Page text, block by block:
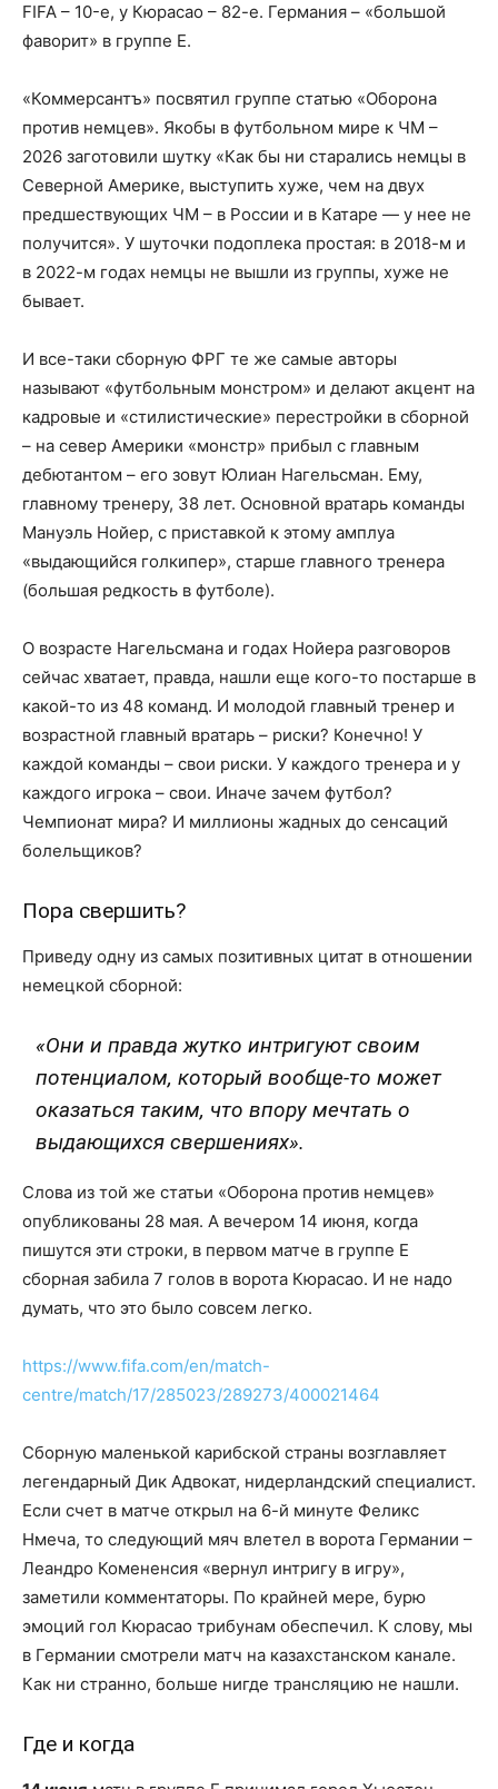
FIFA – 10-е, у Кюрасао – 82-е. Германия – «большой
фаворит» в группе Е.
«Коммерсантъ» посвятил группе статью «Оборона
против немцев». Якобы в футбольном мире к ЧМ –
2026 заготовили шутку «Как бы ни старались немцы в
Северной Америке, выступить хуже, чем на двух
предшествующих ЧМ – в России и в Катаре — у нее не
получится». У шуточки подоплека простая: в 2018-м и
в 2022-м годах немцы не вышли из группы, хуже не
бывает.
И все-таки сборную ФРГ те же самые авторы
называют «футбольным монстром» и делают акцент на
кадровые и «стилистические» перестройки в сборной
– на север Америки «монстр» прибыл с главным
дебютантом – его зовут Юлиан Нагельсман. Ему,
главному тренеру, 38 лет. Основной вратарь команды
Мануэль Нойер, с приставкой к этому амплуа
«выдающийся голкипер», старше главного тренера
(большая редкость в футболе).
О возрасте Нагельсмана и годах Нойера разговоров
сейчас хватает, правда, нашли еще кого-то постарше в
какой-то из 48 команд. И молодой главный тренер и
возрастной главный вратарь – риски? Конечно! У
каждой команды – свои риски. У каждого тренера и у
каждого игрока – свои. Иначе зачем футбол?
Чемпионат мира? И миллионы жадных до сенсаций
болельщиков?
Пора свершить?
Приведу одну из самых позитивных цитат в отношении
немецкой сборной:
«Они и правда жутко интригуют своим
потенциалом, который вообще-то может
оказаться таким, что впору мечтать о
выдающихся свершениях».
Слова из той же статьи «Оборона против немцев»
опубликованы 28 мая. А вечером 14 июня, когда
пишутся эти строки, в первом матче в группе Е
сборная забила 7 голов в ворота Кюрасао. И не надо
думать, что это было совсем легко.
https://www.fifa.com/en/match-
centre/match/17/285023/289273/400021464
Сборную маленькой карибской страны возглавляет
легендарный Дик Адвокат, нидерландский специалист.
Если счет в матче открыл на 6-й минуте Феликс
Нмеча, то следующий мяч влетел в ворота Германии –
Леандро Комененсия «вернул интригу в игру»,
заметили комментаторы. По крайней мере, бурю
эмоций гол Кюрасао трибунам обеспечил. К слову, мы
в Германии смотрели матч на казахстанском канале.
Как ни странно, больше нигде трансляцию не нашли.
Где и когда